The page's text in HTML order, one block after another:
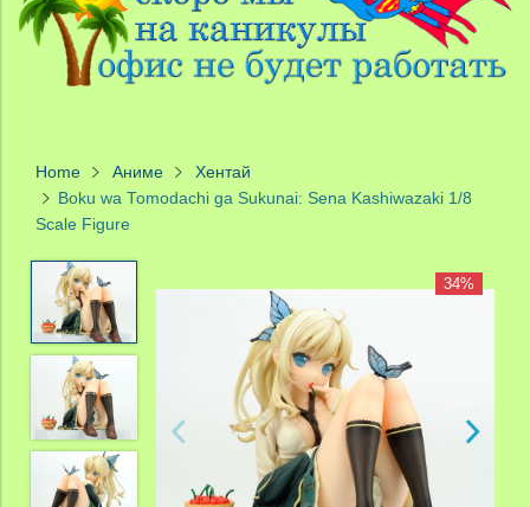
Home Аниме
Хентай
Boku wa Tomodachi ga Sukunai: Sena Kashiwazaki 1/8
Scale Figure
34%